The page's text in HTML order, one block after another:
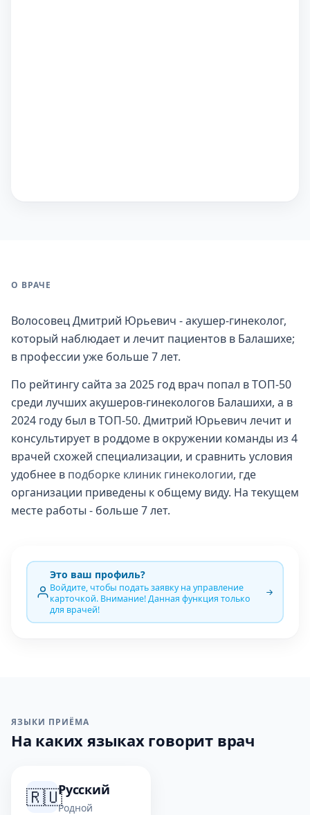
О ВРАЧЕ
Волосовец Дмитрий Юрьевич - акушер-гинеколог,
который наблюдает и лечит пациентов в Балашихе;
в профессии уже больше 7 лет.
По рейтингу сайта за 2025 год врач попал в ТОП-50
среди лучших акушеров-гинекологов Балашихи, а в
2024 году был в ТОП-50. Дмитрий Юрьевич лечит и
консультирует в роддоме в окружении команды из 4
врачей схожей специализации, и сравнить условия
удобнее в подборке клиник гинекологии, где
организации приведены к общему виду. На текущем
месте работы - больше 7 лет.
Это ваш профиль?
Войдите, чтобы подать заявку на управление
карточкой. Внимание! Данная функция только
для врачей!
ЯЗЫКИ ПРИЁМА
На каких языках говорит врач
🇷🇺Русский
Родной